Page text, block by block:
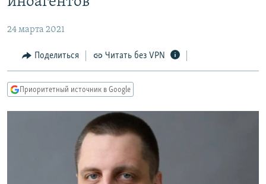
навигации
Вернутся
КУЛЬТУРА
IDEL.РЕАЛИИ
КАВКАЗ.РЕАЛИИ
СИБИРЬ.РЕАЛИИ
РАСПИСАНИЕ ВЕЩАНИЯ
ПОДПИШИТЕСЬ НА РАССЫЛКУ
24 марта 2021
Поделиться Читать без VPN
Приоритетный источник в Google